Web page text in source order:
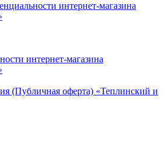
интернет-магазина
интернет-магазина
(Публичная оферта) «Теплинский и